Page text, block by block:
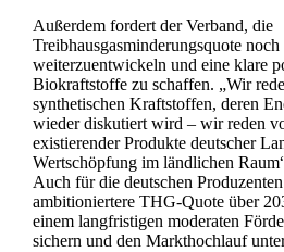
Außerdem fordert der Verband, die
Treibhausgasminderungsquote
weiterzuentwickeln und eine klare
Biokraftstoffe zu schaffen. „Wir
synthetischen Kraftstoffen, deren
wieder diskutiert wird – wir reden
existierender Produkte deutscher
Wertschöpfung im ländlichen
Auch für die deutschen
ambitioniertere THG-Quote über
einem langfristigen moderaten
sichern und den Markthochlauf